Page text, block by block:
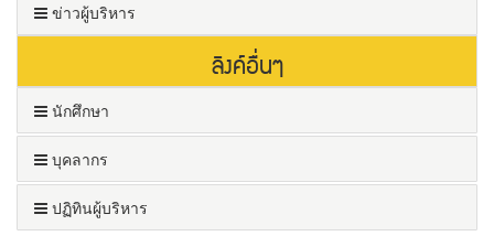
ข่าวผู้บริหาร
ลิงค์อื่นๆ
นักศึกษา
บุคลากร
ปฏิทินผู้บริหาร